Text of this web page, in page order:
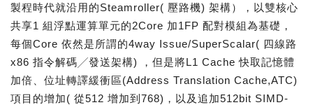
製程時代就沿用的Steamroller( 壓路機) 架構），以雙核心
共享1 組浮點運算單元的2Core 加1FP 配對模組為基礎，
每個Core 依然是所謂的4way Issue/SuperScalar( 四線路
x86 指令解碼╱發送架構) ，但是將L1 Cache 快取記憶體
加倍、位址轉譯緩衝區(Address Translation Cache,ATC)
項目的增加( 從512 增加到768)，以及追加512bit SIMD-